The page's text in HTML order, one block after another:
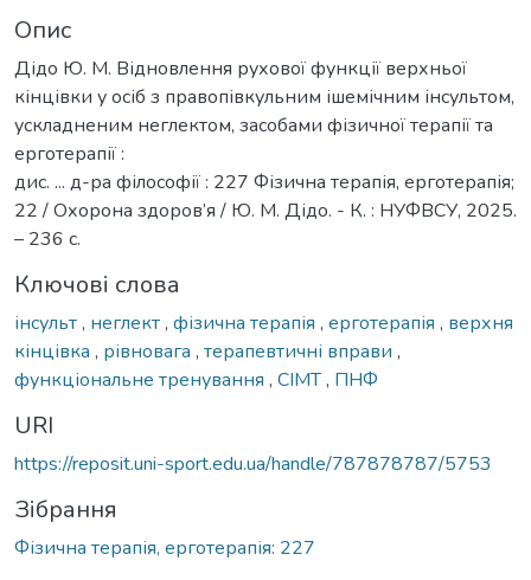
Опис
Дідо Ю. М. Відновлення рухової функції верхньої
кінцівки у осіб з правопівкульним ішемічним інсультом,
ускладненим неглектом, засобами фізичної терапії та
ерготерапії :
дис. ... д-ра філософії : 227 Фізична терапія, ерготерапія;
22 / Охорона здоров’я / Ю. М. Дідо. - К. : НУФВСУ, 2025.
– 236 с.
Ключові слова
інсульт, неглект, фізична терапія , ерготерапія , верхня
кінцівка , рівновага , терапевтичні вправи ,
функціональне тренування , СІМТ, ПНФ
URI
https://reposit.uni-sport.edu.ua/handle/787878787/5753
Зібрання
Фізична терапія, ерготерапія: 227